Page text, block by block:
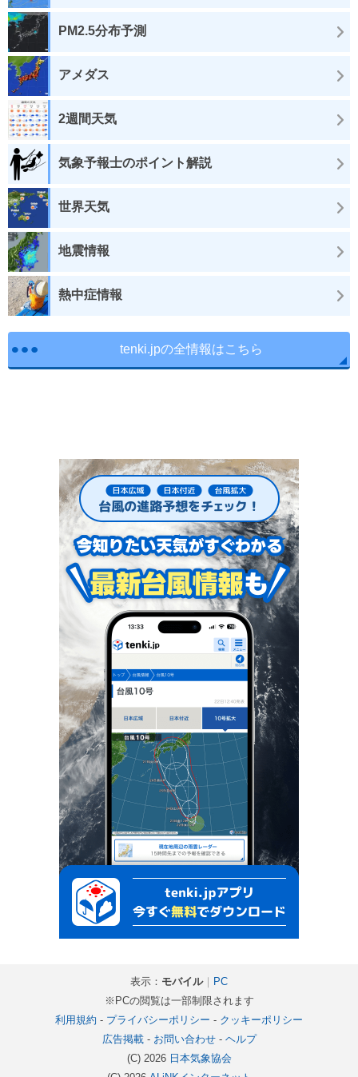
PM2.5分布予測
アメダス
2週間天気
気象予報士のポイント解説
世界天気
地震情報
熱中症情報
tenki.jpの全情報はこちら
表示： モバイル｜
PC
※PCの閲覧は一部制限されます
利用規約 - プライバシーポリシー - クッキーポリシー
広告掲載- お問い合わせ- ヘルプ
(C) 2026 日本気象協会